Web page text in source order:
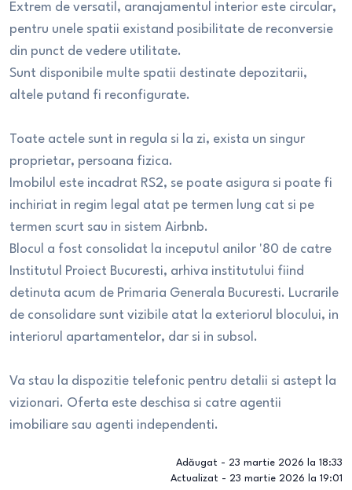
Extrem de versatil, aranajamentul interior este circular,
pentru unele spatii existand posibilitate de reconversie
din punct de vedere utilitate.
Sunt disponibile multe spatii destinate depozitarii,
altele putand fi reconfigurate.
Toate actele sunt in regula si la zi, exista un singur
proprietar, persoana fizica.
Imobilul este incadrat RS2, se poate asigura si poate fi
inchiriat in regim legal atat pe termen lung cat si pe
termen scurt sau in sistem Airbnb.
Blocul a fost consolidat la inceputul anilor '80 de catre
Institutul Proiect Bucuresti, arhiva institutului fiind
detinuta acum de Primaria Generala Bucuresti. Lucrarile
de consolidare sunt vizibile atat la exteriorul blocului, in
interiorul apartamentelor, dar si in subsol.
Va stau la dispozitie telefonic pentru detalii si astept la
vizionari. Oferta este deschisa si catre agentii
imobiliare sau agenti independenti.
Adăugat - 23 martie 2026 la 18:33
Actualizat - 23 martie 2026 la 19:01